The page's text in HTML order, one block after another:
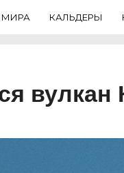
МИРА КАЛЬДЕРЫ
вулкан